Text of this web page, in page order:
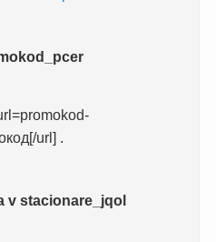
url] .
v stacionare_jqol